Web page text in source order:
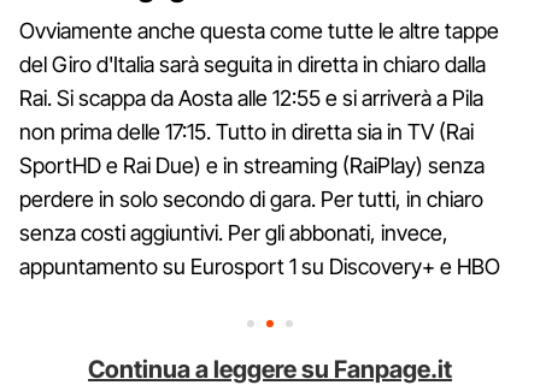
Ovviamente anche questa come tutte le altre tappe
del Giro d'Italia sarà seguita in diretta in chiaro dalla
Rai. Si scappa da Aosta alle 12:55 e si arriverà a Pila
non prima delle 17:15. Tutto in diretta sia in TV (Rai
SportHD e Rai Due) e in streaming (RaiPlay) senza
perdere in solo secondo di gara. Per tutti, in chiaro
senza costi aggiuntivi. Per gli abbonati, invece,
appuntamento su Eurosport 1 su Discovery+ e HBO
Continua a leggere su Fanpage.it